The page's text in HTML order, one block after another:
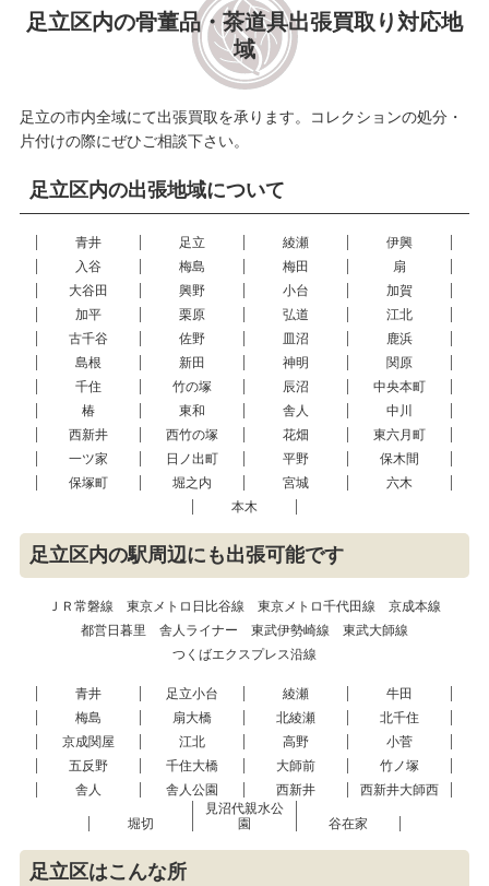
足立区内の骨董品・茶道具出張買取り対応地
域
足立の市内全域にて出張買取を承ります。コレクションの処分・
片付けの際にぜひご相談下さい。
足立区内の出張地域について
青井 足立 綾瀬
伊興
入谷
梅島 梅田
扇
大谷田
興野 小台
加賀
加平
栗原 弘道
江北
古千谷
佐野 皿沼
鹿浜
島根
新田 神明
関原
千住
竹の塚 辰沼
中央本町
椿
東和 舎人
中川
西新井
西竹の塚 花畑
東六月町
一ツ家
日ノ出町 平野
保木間
保塚町
堀之内 宮城
六木
本木
足立区内の駅周辺にも出張可能です
ＪＲ常磐線 東京メトロ日比谷線 東京メトロ千代田線
京成本線
都営日暮里
舎人ライナー 東武伊勢崎線
東武大師線
つくばエクスプレス沿線
青井 足立小台 綾瀬
牛田
梅島
扇大橋 北綾瀬
北千住
京成関屋
江北 高野
小菅
五反野
千住大橋 大師前
竹ノ塚
舎人
舎人公園 西新井 西新井大師西
堀切
見沼代親水公
園
谷在家
足立区はこんな所